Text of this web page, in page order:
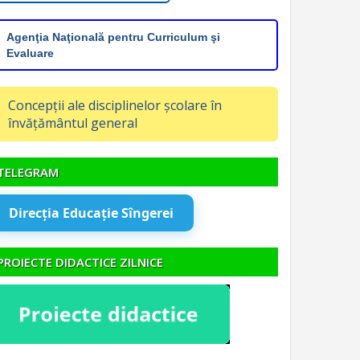
Agenţia Naţională pentru Curriculum şi
Evaluare
Concepții ale disciplinelor școlare în
învățământul general
Direcția Educație Sîngerei
DIDACTICE ZILNICE